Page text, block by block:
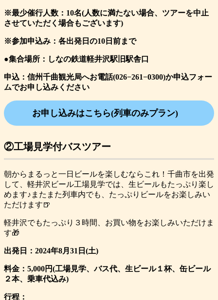
※最少催行人数：10名(人数に満たない場合、ツアーを中止
させていただく場合もございます)
※参加申込み：各出発日の10日前まで
●集合場所：しなの鉄道軽井沢駅旧駅舎口
申込：信州千曲観光局へお電話(026−261−0300)か申込フォー
ムでお申し込みください
お申し込みはこちら(列車のみプラン)
②工場見学付バスツアー
朝からまるっと一日ビールを楽しむならこれ！千曲市を出発
して、軽井沢ビール工場見学では、生ビールもたっぷり楽し
めます♪またまた列車内でも、たっぷりビールをお楽しみい
ただけます🍺
軽井沢でもたっぷり３時間、お買い物をお楽しみいただけま
す🎁
出発日：2024年8月31日(土)
料金：5,000円(工場見学、バス代、生ビール１杯、缶ビール
２本、乗車代込み)
行程：